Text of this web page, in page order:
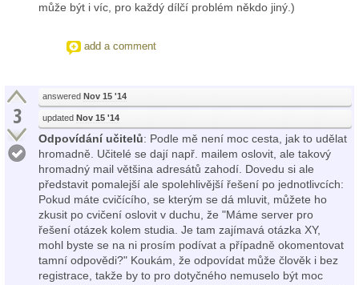
může být i víc, pro každý dílčí problém někdo jiný.)
add a comment
3
answered Nov 15 '14
updated Nov 15 '14
Odpovídání učitelů: Podle mě není moc cesta, jak to udělat
hromadně. Učitelé se dají např. mailem oslovit, ale takový
hromadný mail většina adresátů zahodí. Dovedu si ale
představit pomalejší ale spolehlivější řešení po jednotlivcích:
Pokud máte cvičícího, se kterým se dá mluvit, můžete ho
zkusit po cvičení oslovit v duchu, že "Máme server pro
řešení otázek kolem studia. Je tam zajímavá otázka XY,
mohl byste se na ni prosím podívat a případně okomentovat
tamní odpovědi?" Koukám, že odpovídat může člověk i bez
registrace, takže by to pro dotyčného nemuselo být moc